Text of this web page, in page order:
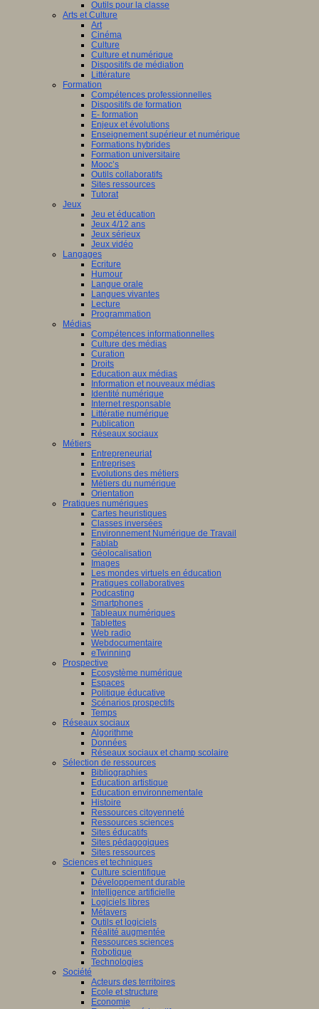
Outils pour la classe
Arts et Culture
Art
Cinéma
Culture
Culture et numérique
Dispositifs de médiation
Littérature
Formation
Compétences professionnelles
Dispositifs de formation
E- formation
Enjeux et évolutions
Enseignement supérieur et numérique
Formations hybrides
Formation universitaire
Mooc’s
Outils collaboratifs
Sites ressources
Tutorat
Jeux
Jeu et éducation
Jeux 4/12 ans
Jeux sérieux
Jeux vidéo
Langages
Ecriture
Humour
Langue orale
Langues vivantes
Lecture
Programmation
Médias
Compétences informationnelles
Culture des médias
Curation
Droits
Education aux médias
Information et nouveaux médias
Identité numérique
Internet responsable
Littératie numérique
Publication
Réseaux sociaux
Métiers
Entrepreneuriat
Entreprises
Evolutions des métiers
Métiers du numérique
Orientation
Pratiques numériques
Cartes heuristiques
Classes inversées
Environnement Numérique de Travail
Fablab
Géolocalisation
Images
Les mondes virtuels en éducation
Pratiques collaboratives
Podcasting
Smartphones
Tableaux numériques
Tablettes
Web radio
Webdocumentaire
eTwinning
Prospective
Ecosystème numérique
Espaces
Politique éducative
Scénarios prospectifs
Temps
Réseaux sociaux
Algorithme
Données
Réseaux sociaux et champ scolaire
Sélection de ressources
Bibliographies
Education artistique
Education environnementale
Histoire
Ressources citoyenneté
Ressources sciences
Sites éducatifs
Sites pédagogiques
Sites ressources
Sciences et techniques
Culture scientifique
Développement durable
Intelligence artificielle
Logiciels libres
Métavers
Outils et logiciels
Réalité augmentée
Ressources sciences
Robotique
Technologies
Société
Acteurs des territoires
Ecole et structure
Economie